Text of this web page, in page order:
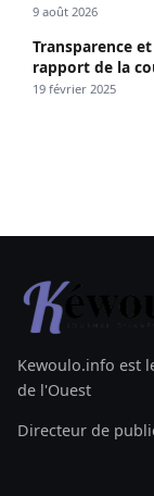
9 août 2026
Transparence
rapport de la
19 février 2025
Kewoulo.info est
de l'Ouest
Directeur de